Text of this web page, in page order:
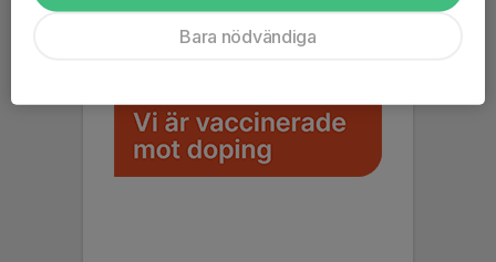
Bara nödvändiga